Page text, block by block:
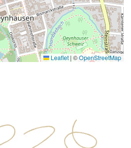
Leaflet | ©OpenStreetMap